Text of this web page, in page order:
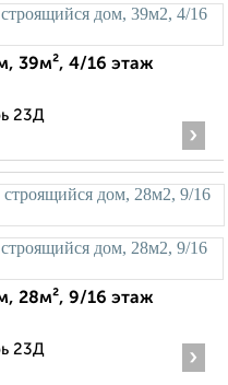
39м², 4/16 этаж
23Д
›
28м², 9/16 этаж
23Д
›